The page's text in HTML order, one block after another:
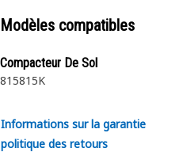
Modèles compatibles
Compacteur De Sol
815815K
Informations sur la garantie
politique des retours